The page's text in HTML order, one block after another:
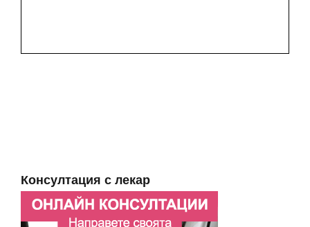
Консултация с лекар